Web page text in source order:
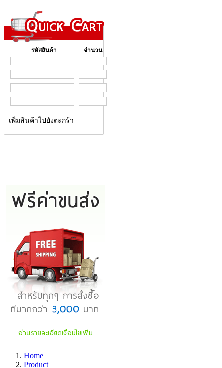
รหัสสินค้า จำนวน
เพิ่มสินค้าไปยังตะกร้า
Home
Product